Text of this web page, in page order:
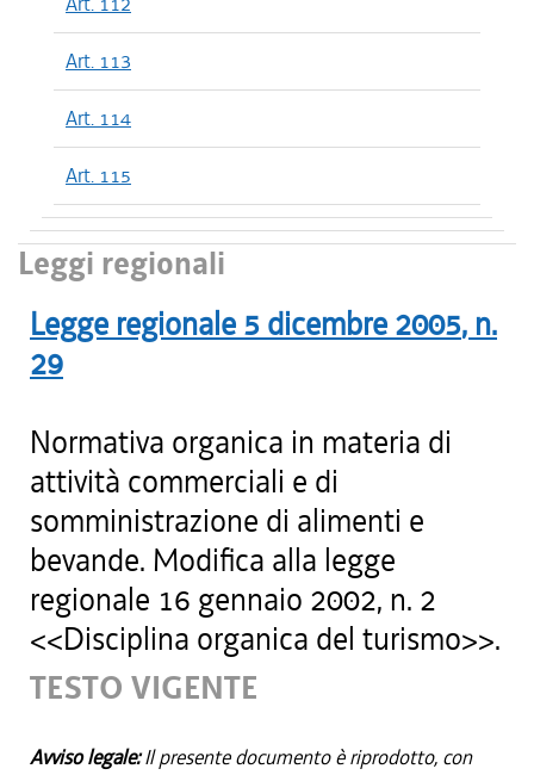
Art. 113
Art. 114
Art. 115
Leggi regionali
Legge regionale 5 dicembre 2005, n.
29
Normativa organica in materia di
attività commerciali e di
somministrazione di alimenti e
bevande. Modifica alla legge
regionale 16 gennaio 2002, n. 2
<<Disciplina organica del turismo>>.
TESTO VIGENTE
Avviso legale:Il presente documento è riprodotto, con